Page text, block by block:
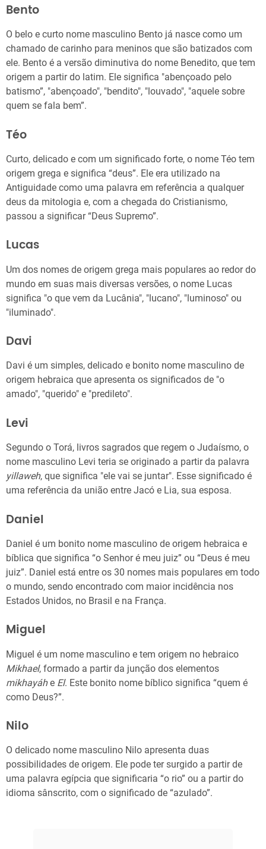
Bento
O belo e curto nome masculino Bento já nasce como um
chamado de carinho para meninos que são batizados com
ele. Bento é a versão diminutiva do nome Benedito, que tem
origem a partir do latim. Ele significa "abençoado pelo
batismo”, "abençoado", "bendito", "louvado", "aquele sobre
quem se fala bem”.
Téo
Curto, delicado e com um significado forte, o nome Téo tem
origem grega e significa “deus”. Ele era utilizado na
Antiguidade como uma palavra em referência a qualquer
deus da mitologia e, com a chegada do Cristianismo,
passou a significar “Deus Supremo”.
Lucas
Um dos nomes de origem grega mais populares ao redor do
mundo em suas mais diversas versões, o nome Lucas
significa "o que vem da Lucânia", "lucano", "luminoso" ou
"iluminado".
Davi
Davi é um simples, delicado e bonito nome masculino de
origem hebraica que apresenta os significados de "o
amado", "querido" e "predileto".
Levi
Segundo o Torá, livros sagrados que regem o Judaísmo, o
nome masculino Levi teria se originado a partir da palavra
yillaweh, que significa "ele vai se juntar". Esse significado é
uma referência da união entre Jacó e Lia, sua esposa.
Daniel
Daniel é um bonito nome masculino de origem hebraica e
bíblica que significa “o Senhor é meu juiz” ou “Deus é meu
juiz”. Daniel está entre os 30 nomes mais populares em todo
o mundo, sendo encontrado com maior incidência nos
Estados Unidos, no Brasil e na França.
Miguel
Miguel é um nome masculino e tem origem no hebraico
Mikhael, formado a partir da junção dos elementos
mikhayáhe El. Este bonito nome bíblico significa “quem é
como Deus?”.
Nilo
O delicado nome masculino Nilo apresenta duas
possibilidades de origem. Ele pode ter surgido a partir de
uma palavra egípcia que significaria “o rio” ou a partir do
idioma sânscrito, com o significado de “azulado”.